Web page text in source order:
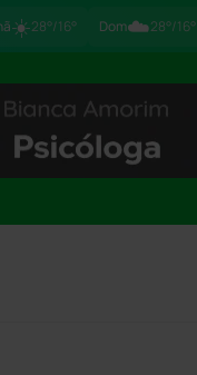
☀️28°/16° Dom☁️28°/16°